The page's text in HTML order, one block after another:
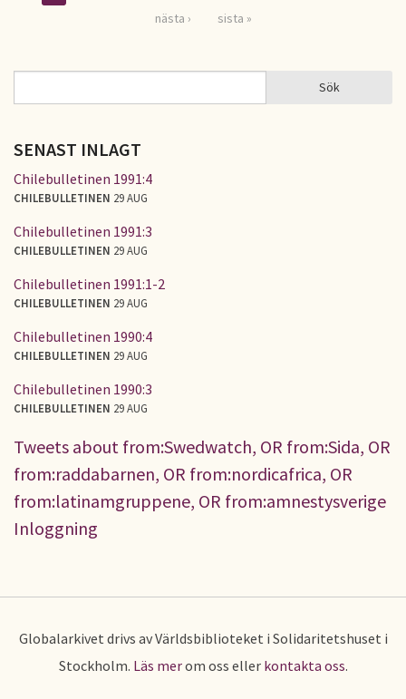
nästa ›
sista »
SÖKFORMULÄR Sök
SENAST INLAGT
Chilebulletinen 1991:4
CHILEBULLETINEN 29 AUG
Chilebulletinen 1991:3
CHILEBULLETINEN 29 AUG
Chilebulletinen 1991:1-2
CHILEBULLETINEN 29 AUG
Chilebulletinen 1990:4
CHILEBULLETINEN 29 AUG
Chilebulletinen 1990:3
CHILEBULLETINEN 29 AUG
Tweets about from:Swedwatch, OR from:Sida, OR
from:raddabarnen, OR from:nordicafrica, OR
from:latinamgruppene, OR from:amnestysverige
Inloggning
Globalarkivet drivs av Världsbiblioteket i Solidaritetshuset i
Stockholm. Läs merom oss eller kontakta oss.